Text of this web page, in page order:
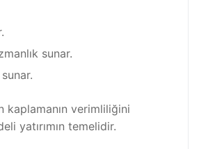
sunar.
kaplamanın verimliliğini
yatırımın temelidir.